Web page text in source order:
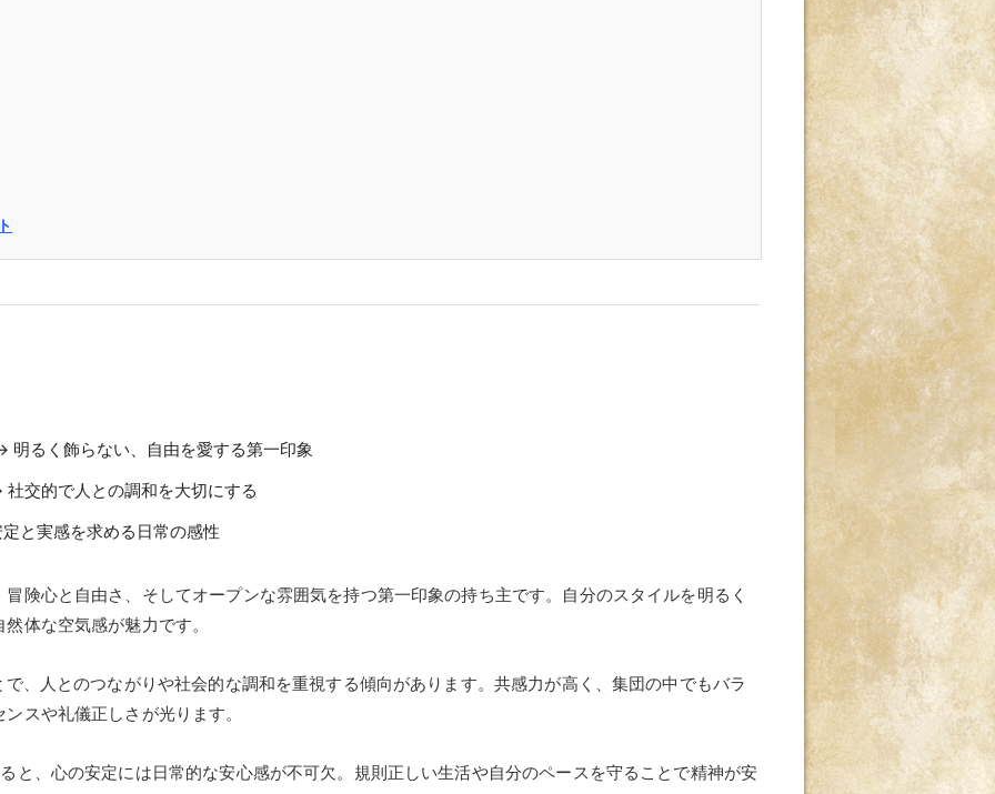
るく飾らない、自由を愛する第一印象
交的で人との調和を大切にする
と実感を求める日常の感性
冒険心と自由さ、そしてオープンな雰囲気を持つ第一印象の持ち主です。自分のスタイルを明るく
体な空気感が魅力です。
で、人とのつながりや社会的な調和を重視する傾向があります。共感力が高く、集団の中でもバラ
スや礼儀正しさが光ります。
と、心の安定には日常的な安心感が不可欠。規則正しい生活や自分のペースを守ることで精神が安